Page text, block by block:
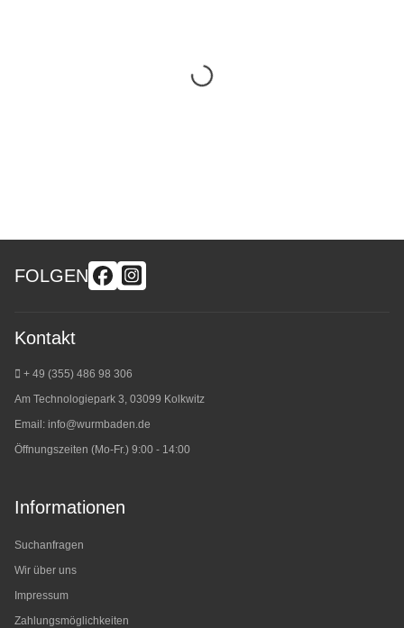
FOLGEN
Kontakt
+ 49 (355) 486 98 306
Am Technologiepark 3, 03099 Kolkwitz
Email: info@wurmbaden.de
Öffnungszeiten (Mo-Fr.) 9:00 - 14:00
Informationen
Suchanfragen
Wir über uns
Impressum
Zahlungsmöglichkeiten